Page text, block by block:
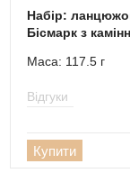
Набір:
Бісмарк з
Маса: 117.5 г
Відгуки
Купити